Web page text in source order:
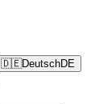
🇩🇪DeutschDE